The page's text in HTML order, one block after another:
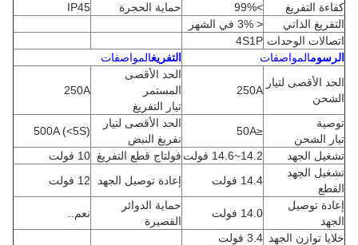
كفاءة التفريغ
>99% حماية الحجرة
IP45
التفريغ الذاتي
< 3% في الشهر
اتصالات الوحدات 4S1P
الرسومالمواصفات التفريغالمواصفات
الحد الأقصى لتيار
الشحن
250A
الحد الأقصى
المستمر
تيار التفريغ
250A
توصية
تيار الشحن
≤50A
الحد الأقصى لتيار
تفريغ النبض
500A (<5S)
تشغيل الجهد
14.2~14.6 فولت فولتاج قطع التفريغ 10 فولت
تشغيل الجهد
القطع
14.4 فولت إعادة توصيل الجهد
12 فولت
إعادة توصيل
الجهد
14.0 فولت
حماية الدوائر
القصيرة
نعم..
خلايا توازن الجهد 3.4 فولت